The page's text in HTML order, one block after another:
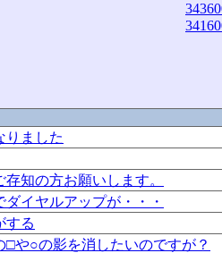
りました
知の方お願いします。
イヤルアップが・・・
する
□や○の影を消したいのですが？